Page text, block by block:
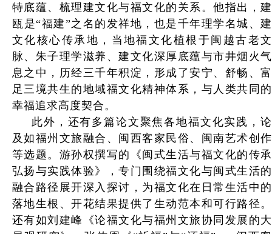
特底蕴、梳理建文化与福文化的关系。他指出，建
瓯是“福建”之名的发祥地，也是千年理学名城、建
文化核心传承地，当地福文化植根于闽越古老文
脉、朱子理学滋养、建文化深厚底蕴与市井烟火气
息之中，历经三千年积淀，形成了安宁、舒畅、富
足三境共生的地域福文化精神体系，与人类共同的
幸福追求高度契合。
此外，还有多篇论文聚焦各地福文化实践，论
及如福州文旅融合、闽西客家民俗、闽南艺术创作
等选题。游孙权撰写的《闽式生活与福文化的传承
弘扬与实践体验》，专门围绕福文化与闽式生活的
融合路径展开深入探讨，为福文化在日常生活中的
落地生根、开花结果提供了生动范本和可行路径。
还有如刘建峰《论福文化与福州文旅协同发展的大